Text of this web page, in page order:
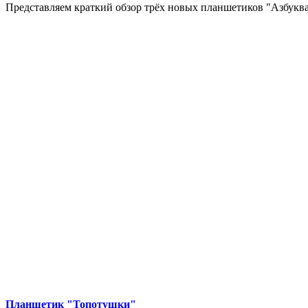
Представляем краткий обзор трёх новых планшетиков
Планшетик "Топотушки"